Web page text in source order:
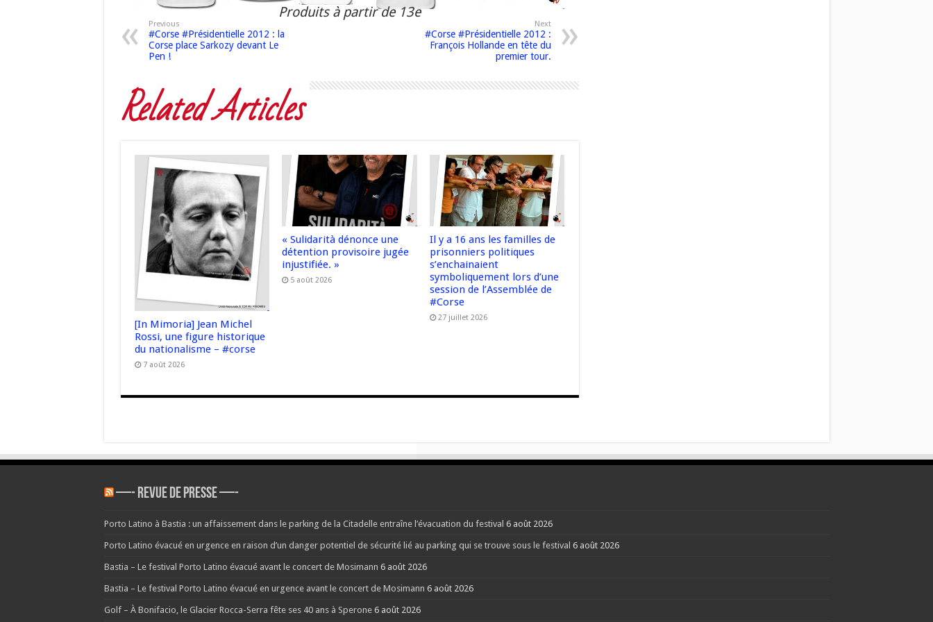
Produits à partir de 13e
Previous
#Corse #Présidentielle 2012 : la
Corse place Sarkozy devant Le
Pen !
Next
#Corse #Présidentielle 2012 :
François Hollande en tête du
premier tour.
Related Articles
[In Mimoria] Jean Michel
Rossi, une figure historique
du nationalisme – #corse
7 août 2026
« Sulidarità dénonce une
détention provisoire jugée
injustifiée. »
5 août 2026
Il y a 16 ans les familles de
prisonniers politiques
s’enchainaient
symboliquement lors d’une
session de l’Assemblée de
#Corse
27 juillet 2026
—- REVUE DE PRESSE —-
Porto Latino à Bastia : un affaissement dans le parking de la Citadelle entraîne l’évacuation du festival 6 août 2026
Porto Latino évacué en urgence en raison d’un danger potentiel de sécurité lié au parking qui se trouve sous le festival 6 août 2026
Bastia – Le festival Porto Latino évacué avant le concert de Mosimann 6 août 2026
Bastia – Le festival Porto Latino évacué en urgence avant le concert de Mosimann 6 août 2026
Golf – À Bonifacio, le Glacier Rocca-Serra fête ses 40 ans à Sperone 6 août 2026